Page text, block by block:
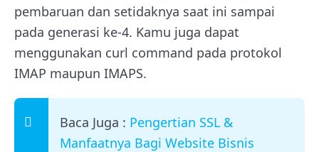
pembaruan dan setidaknya saat ini sampai
pada generasi ke-4. Kamu juga dapat
menggunakan curl command pada protokol
IMAP maupun IMAPS.
Baca Juga : Pengertian SSL &
Manfaatnya Bagi Website Bisnis